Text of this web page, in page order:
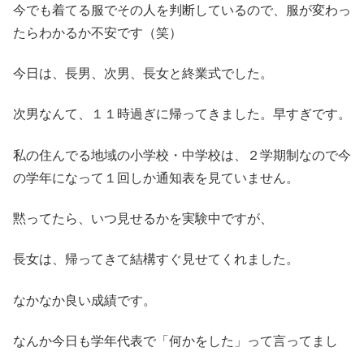
今でも着てる服でその人を判断しているので、服が変わっ
たらわかるか不安です（笑）
今日は、長男、次男、長女と終業式でした。
次男なんて、１１時過ぎに帰ってきました。早すぎです。
私の住んでる地域の小学校・中学校は、２学期制なので今
の学年になって１回しか通知表を見ていません。
黙ってたら、いつ見せるかを実験中ですが、
長女は、帰ってきて結構すぐ見せてくれました。
なかなか良い成績です。
なんか今日も学年代表で「何かをした」って言ってまし